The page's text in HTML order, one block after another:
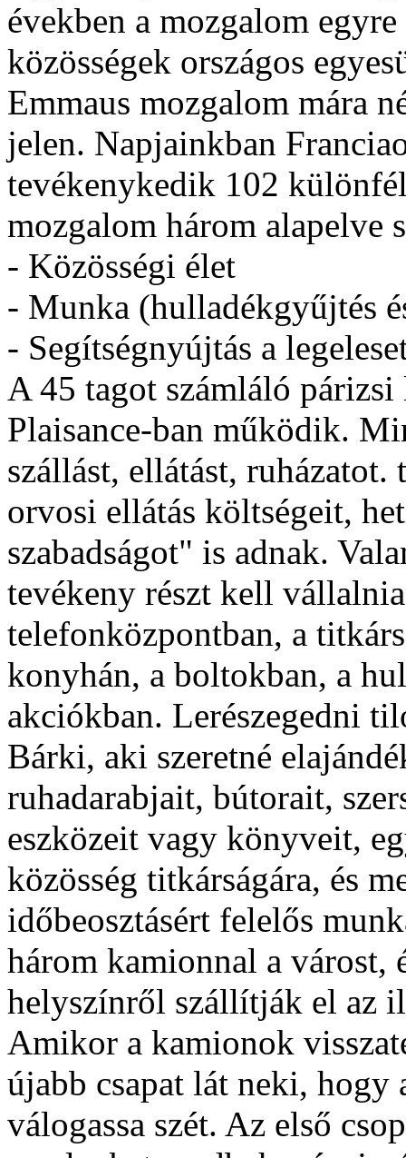
években a mozgalom
közösségek országos
Emmaus mozgalom mára
jelen. Napjainkban
tevékenykedik 102
mozgalom három alapelve
- Közösségi élet
- Munka (hulladékgyűjtés
- Segítségnyújtás a
A 45 tagot számláló
Plaisance-ban működik.
szállást, ellátást,
orvosi ellátás költségeit,
szabadságot" is adnak.
tevékeny részt kell
telefonközpontban, a
konyhán, a boltokban, a
akciókban. Lerészegedni
Bárki, aki szeretné
ruhadarabjait, bútorait,
eszközeit vagy könyveit,
közösség titkárságára, és
időbeosztásért felelős
három kamionnal a várost,
helyszínről szállítják el az
Amikor a kamionok
újabb csapat lát neki,
válogassa szét. Az első